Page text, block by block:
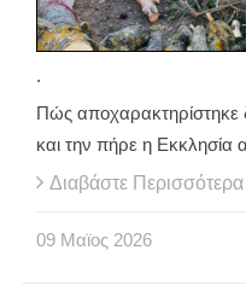
.
Πώς αποχαρακτηρίστηκε
και την πήρε η Εκκλησία
Διαβάστε Περισσότερα
09 Μαϊος 2026